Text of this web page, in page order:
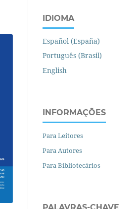
IDIOMA
Español (España)
Português (Brasil)
English
INFORMAÇÕES
Para Leitores
Para Autores
Para Bibliotecários